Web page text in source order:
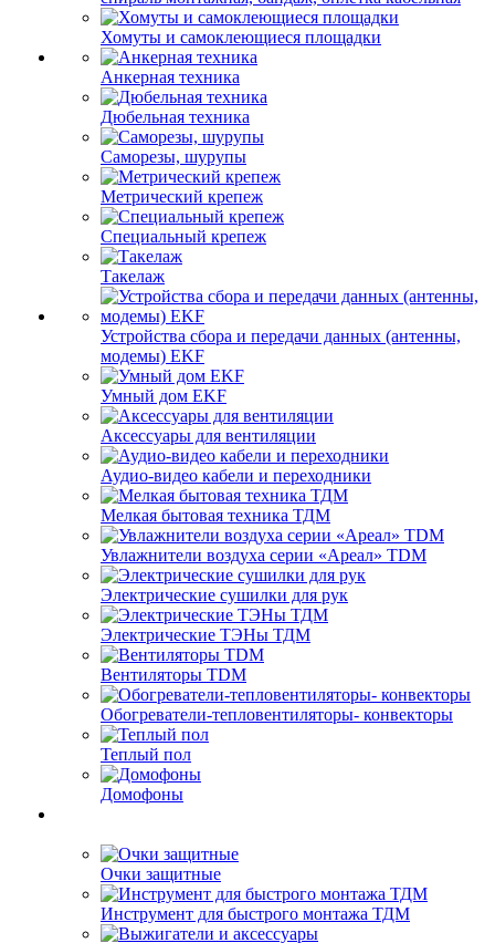
Хомуты и самоклеющиеся площадки
Анкерная техника
Дюбельная техника
Саморезы, шурупы
Метрический крепеж
Специальный крепеж
Такелаж
Устройства сбора и передачи данных (антенны,
модемы) EKF
Умный дом EKF
Аксессуары для вентиляции
Аудио-видео кабели и переходники
Мелкая бытовая техника ТДМ
Увлажнители воздуха серии «Ареал» TDM
Электрические сушилки для рук
Электрические ТЭНы ТДМ
Вентиляторы TDM
Обогреватели-тепловентиляторы- конвекторы
Теплый пол
Домофоны
Очки защитные
Инструмент для быстрого монтажа ТДМ